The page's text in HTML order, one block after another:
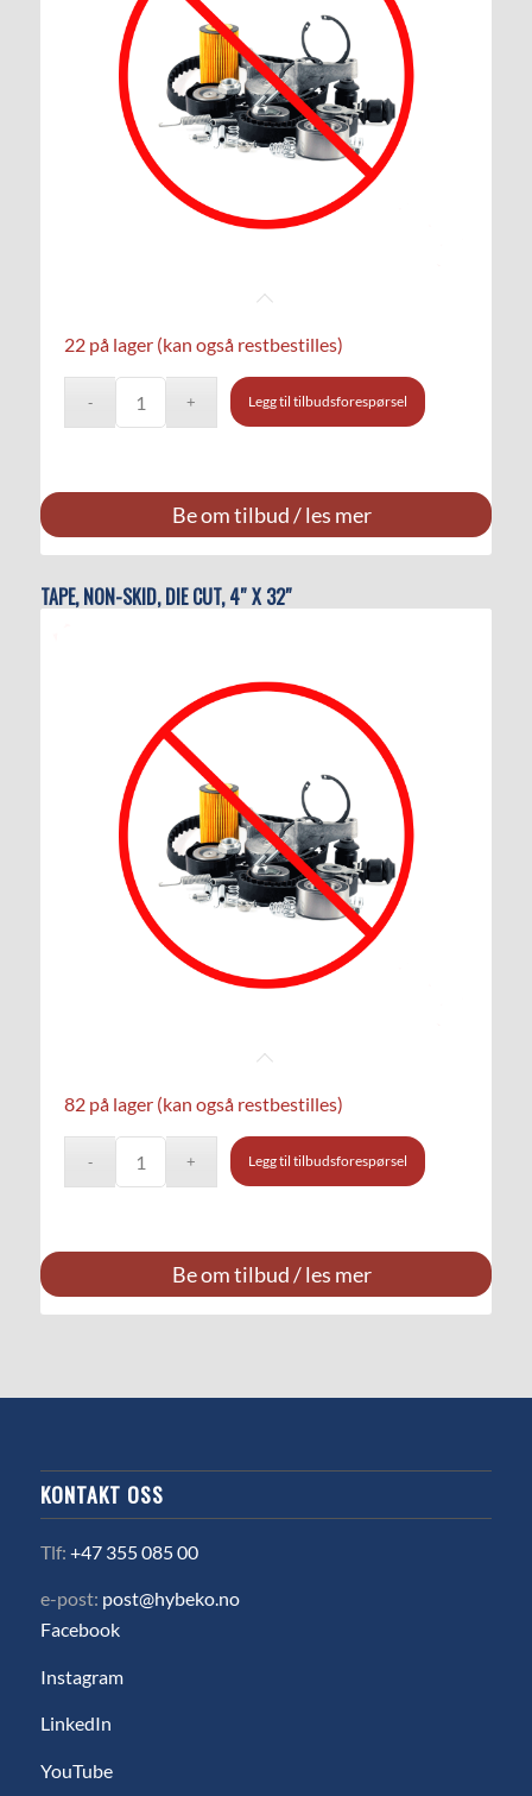
22 på lager (kan også restbestilles)
Legg til tilbudsforespørsel
Be om tilbud / les mer
TAPE, NON-SKID, DIE CUT, 4″ X 32″
82 på lager (kan også restbestilles)
Legg til tilbudsforespørsel
Be om tilbud / les mer
KONTAKT OSS
Tlf: +47 355 085 00
e-post: post@hybeko.no
Facebook
Instagram
LinkedIn
YouTube